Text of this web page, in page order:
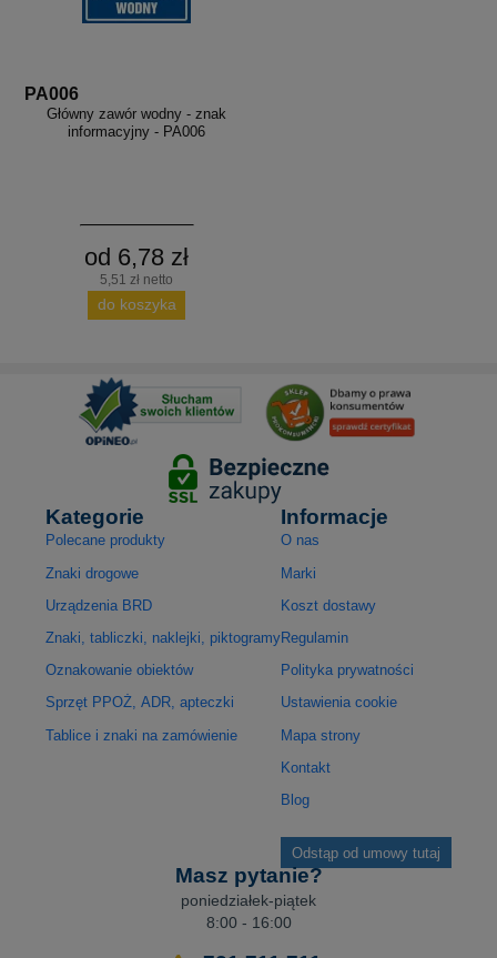
PA006
Główny zawór wodny - znak
informacyjny - PA006
od 6,78 zł
5,51 zł netto
do koszyka
Kategorie
Polecane produkty
Znaki drogowe
Urządzenia BRD
Znaki, tabliczki, naklejki, piktogramy
Oznakowanie obiektów
Sprzęt PPOŻ, ADR, apteczki
Tablice i znaki na zamówienie
Informacje
O nas
Marki
Koszt dostawy
Regulamin
Polityka prywatności
Ustawienia cookie
Mapa strony
Kontakt
Blog
Odstąp od umowy tutaj
Masz pytanie?
poniedziałek-piątek
8:00 - 16:00